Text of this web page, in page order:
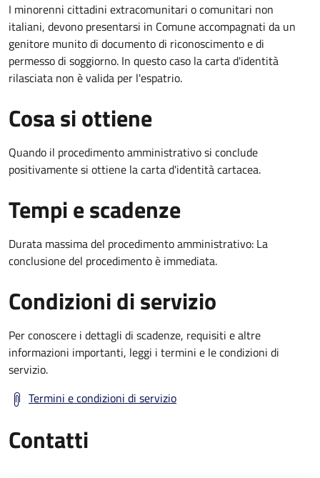
I minorenni cittadini extracomunitari o comunitari non
italiani, devono presentarsi in Comune accompagnati da un
genitore munito di documento di riconoscimento e di
permesso di soggiorno. In questo caso la carta d'identità
rilasciata non è valida per l'espatrio.
Cosa si ottiene
Quando il procedimento amministrativo si conclude
positivamente si ottiene la carta d'identità cartacea.
Tempi e scadenze
Durata massima del procedimento amministrativo: La
conclusione del procedimento è immediata.
Condizioni di servizio
Per conoscere i dettagli di scadenze, requisiti e altre
informazioni importanti, leggi i termini e le condizioni di
servizio.
Termini e condizioni di servizio
Contatti